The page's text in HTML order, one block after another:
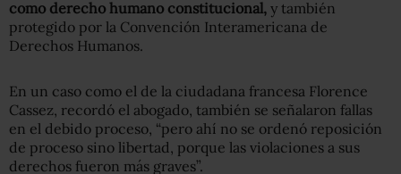
como derecho humano constitucional, y también
protegido por la Convención Interamericana de
Derechos Humanos.
En un caso como el de la ciudadana francesa Florence
Cassez, recordó el abogado, también se señalaron fallas
en el debido proceso, “pero ahí no se ordenó reposición
de proceso sino libertad, porque las violaciones a sus
derechos fueron más graves”.